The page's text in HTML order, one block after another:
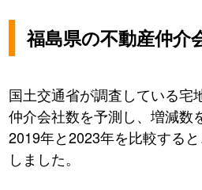
福島県の不動産仲介
国土交通省が調査している宅
仲介会社数を予測し、増減数
2019年と2023年を比較する
しました。